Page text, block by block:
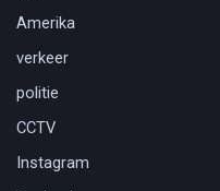
Amerika
verkeer
politie
CCTV
Instagram